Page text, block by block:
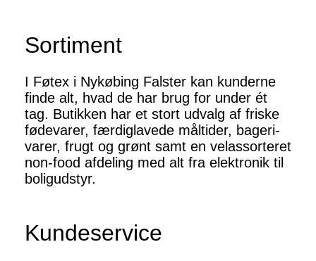
Sortiment
I Føtex i Nykøbing Falster kan kunderne
finde alt, hvad de har brug for under ét
tag. Butikken har et stort udvalg af friske
fødevarer, færdiglavede måltider, bageri-
varer, frugt og grønt samt en velassorteret
non-food afdeling med alt fra elektronik til
boligudstyr.
Kundeservice